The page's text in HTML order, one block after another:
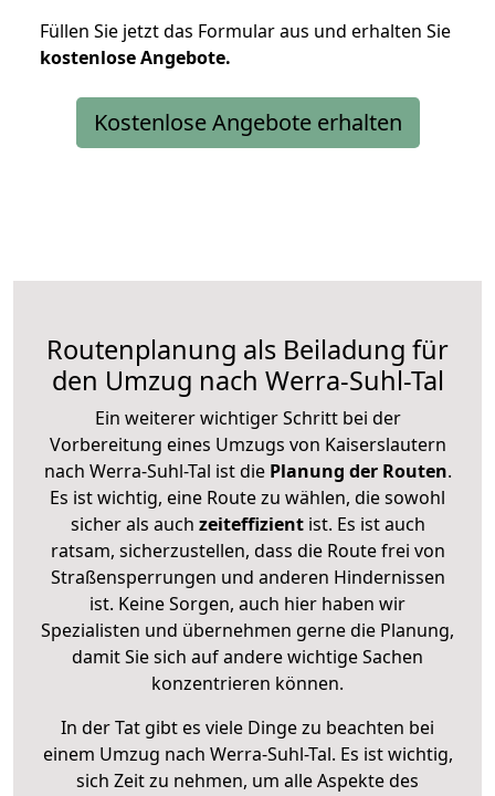
Füllen Sie jetzt das Formular aus und erhalten Sie
kostenloseAngebote.
Kostenlose Angebote erhalten
Routenplanung als Beiladung für
den Umzug nach Werra-Suhl-Tal
Ein weiterer wichtiger Schritt bei der
Vorbereitung eines Umzugs von Kaiserslautern
nach Werra-Suhl-Tal ist diePlanung der Routen.
Es ist wichtig, eine Route zu wählen, die sowohl
sicher als auch zeiteffizientist. Es ist auch
ratsam, sicherzustellen, dass die Route frei von
Straßensperrungen und anderen Hindernissen
ist. Keine Sorgen, auch hier haben wir
Spezialisten und übernehmen gerne die Planung,
damit Sie sich auf andere wichtige Sachen
konzentrieren können.
In der Tat gibt es viele Dinge zu beachten bei
einem Umzug nach Werra-Suhl-Tal. Es ist wichtig,
sich Zeit zu nehmen, um alle Aspekte des